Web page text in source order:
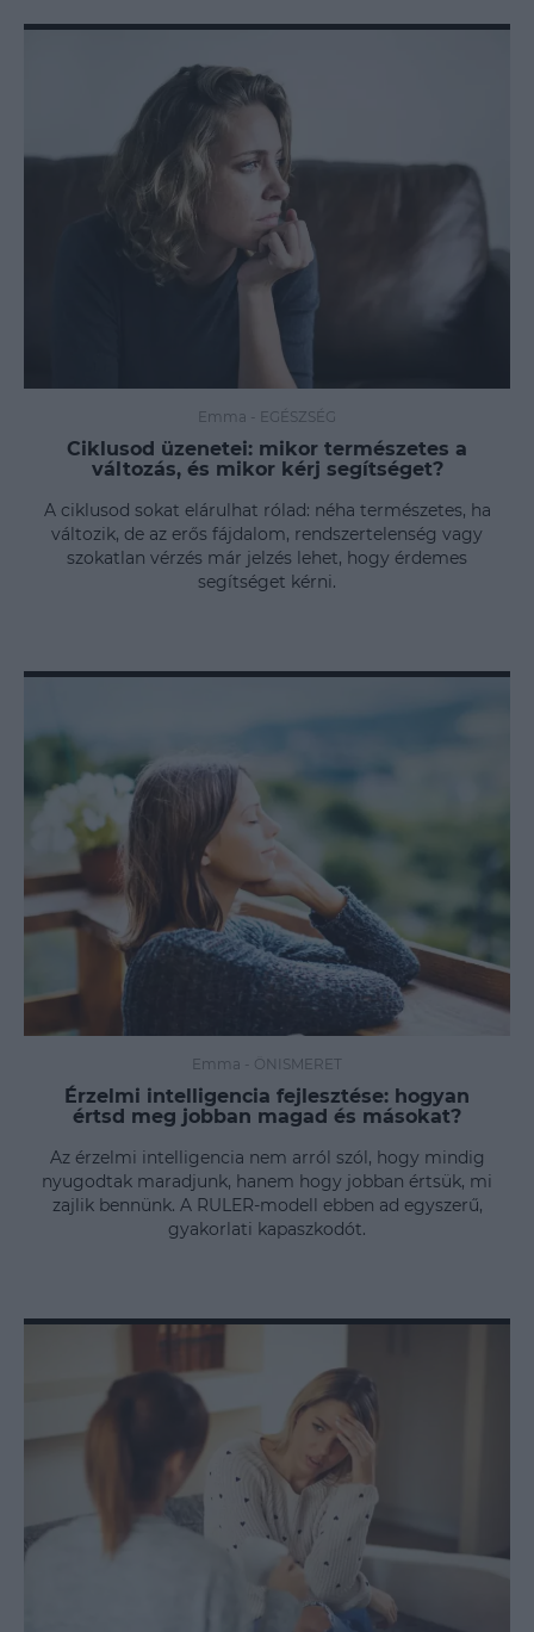
Emma - EGÉSZSÉG
Ciklusod üzenetei: mikor természetes a
változás, és mikor kérj segítséget?
A ciklusod sokat elárulhat rólad: néha természetes, ha
változik, de az erős fájdalom, rendszertelenség vagy
szokatlan vérzés már jelzés lehet, hogy érdemes
segítséget kérni.
Emma - ÖNISMERET
Érzelmi intelligencia fejlesztése: hogyan
értsd meg jobban magad és másokat?
Az érzelmi intelligencia nem arról szól, hogy mindig
nyugodtak maradjunk, hanem hogy jobban értsük, mi
zajlik bennünk. A RULER-modell ebben ad egyszerű,
gyakorlati kapaszkodót.